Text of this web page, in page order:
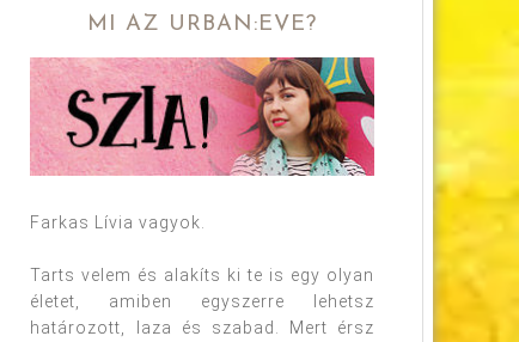
MI AZ URBAN:EVE?
Farkas Lívia vagyok.
Tarts velem és alakíts ki te is egy olyan
életet, amiben egyszerre lehetsz
határozott, laza és szabad. Mert érsz